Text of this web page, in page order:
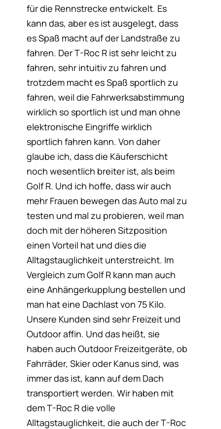
für die Rennstrecke entwickelt. Es
kann das, aber es ist ausgelegt, dass
es Spaß macht auf der Landstraße zu
fahren. Der T-Roc R ist sehr leicht zu
fahren, sehr intuitiv zu fahren und
trotzdem macht es Spaß sportlich zu
fahren, weil die Fahrwerksabstimmung
wirklich so sportlich ist und man ohne
elektronische Eingriffe wirklich
sportlich fahren kann. Von daher
glaube ich, dass die Käuferschicht
noch wesentlich breiter ist, als beim
Golf R. Und ich hoffe, dass wir auch
mehr Frauen bewegen das Auto mal zu
testen und mal zu probieren, weil man
doch mit der höheren Sitzposition
einen Vorteil hat und dies die
Alltagstauglichkeit unterstreicht. Im
Vergleich zum Golf R kann man auch
eine Anhängerkupplung bestellen und
man hat eine Dachlast von 75 Kilo.
Unsere Kunden sind sehr Freizeit und
Outdoor affin. Und das heißt, sie
haben auch Outdoor Freizeitgeräte, ob
Fahrräder, Skier oder Kanus sind, was
immer das ist, kann auf dem Dach
transportiert werden. Wir haben mit
dem T-Roc R die volle
Alltagstauglichkeit, die auch der T-Roc